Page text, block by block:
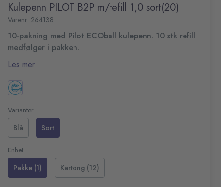
Kulepenn PILOT B2P m/refill 1,0 sort(20)
Varenr: 264138
10-pakning med Pilot ECOball kulepenn. 10 stk refill
medfølger i pakken.
Laget av resirkulert plast, samt 7,5 % plast som er hentet
opp på elvemunninger og strender. Et resultat av
samarbeidet med Terracycle.
10 stk refill
Les mer
Varianter
Blå
Sort
Enhet
Pakke (1)
Kartong (12)